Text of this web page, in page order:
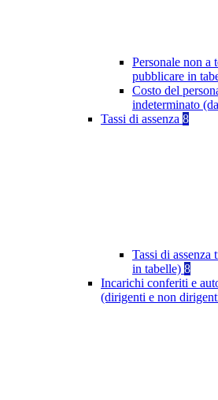
Personale non a
pubblicare in
Costo del
indeterminato
Tassi di assenza 8
Tassi di assenza
in tabelle) 8
Incarichi conferiti e
(dirigenti e non